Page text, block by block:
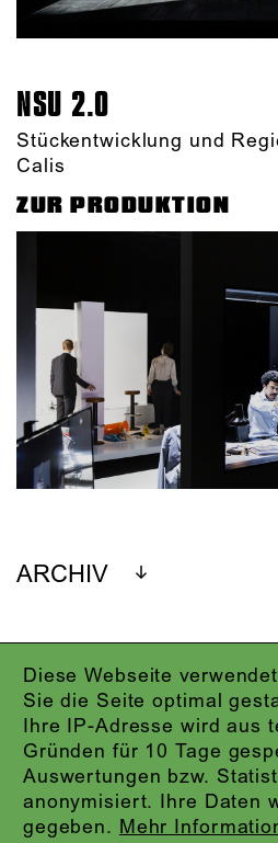
Diese Webseite
Sie die Seite optimal
Ihre IP-Adresse wird aus
Gründen für 10 Tage
Auswertungen bzw.
anonymisiert. Ihre Daten
gegeben. Mehr
NSU 2.0
Stückentwicklung und
Calis
ZUR PRODUKTION
ARCHIV
IMPRESSUM
DATENSCHUTZ
AGB
KONTAKT
ABO-LOGIN
PRESSE